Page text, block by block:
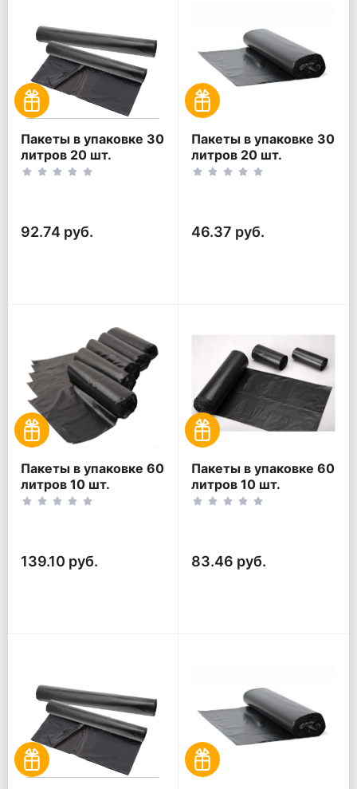
Пакеты в упаковке 30
литров 20 шт.
(20шт*2рул)
92.74 руб.
Пакеты в упаковке 30
литров 20 шт.
(20шт*1рул)
46.37 руб.
Пакеты в упаковке 60
литров 10 шт.
(10шт*5рул)
139.10 руб.
Пакеты в упаковке 60
литров 10 шт.
(10шт*3рул)
83.46 руб.